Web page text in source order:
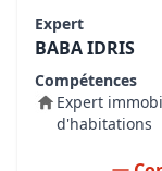
Expert
BABA IDRIS
Compétences
Expert
d'habitations